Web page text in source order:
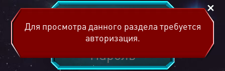
Для просмотра данного раздела требуется
авторизация.